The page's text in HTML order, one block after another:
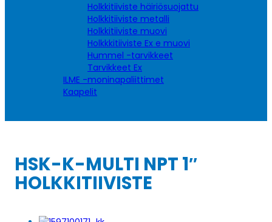
Holkkitiiviste häiriösuojattu
Holkkitiiviste metalli
Holkkitiiviste muovi
Holkkkitiiviste Ex e muovi
Hummel -tarvikkeet
Tarvikkeet Ex
ILME -moninapaliittimet
Kaapelit
HSK-K-MULTI NPT 1″
HOLKKITIIVISTE